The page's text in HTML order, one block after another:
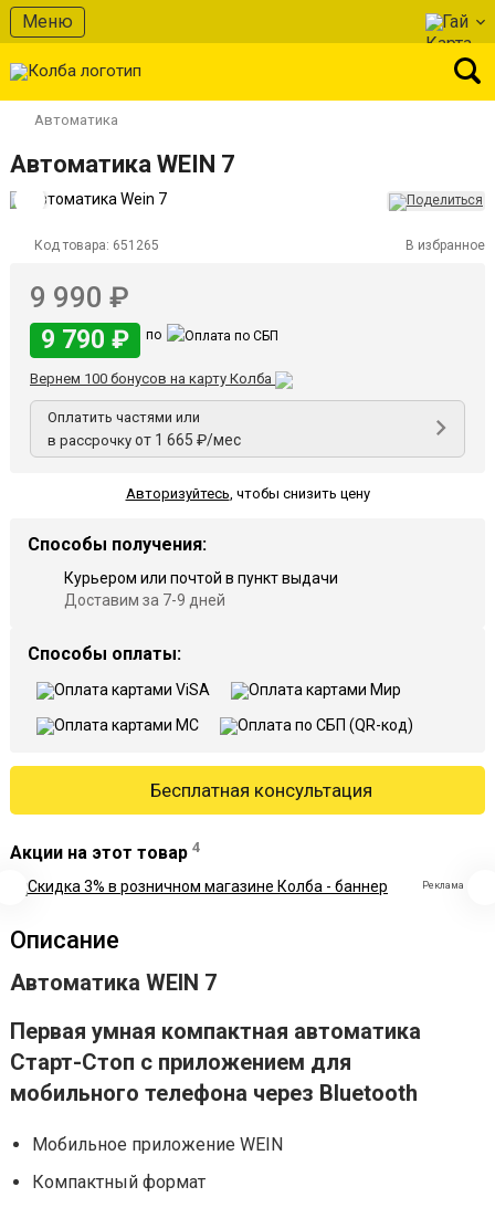
Меню Гай
Автоматика
Автоматика WEIN 7
Код товара: 651265 В избранное
9 990 ₽
9 790 ₽ по
Вернем 100 бонусов на карту Колба
Оплатить частями или
в рассрочку от 1 665 ₽/мес
Авторизуйтесь, чтобы снизить цену
Способы получения:
Курьером или почтой в пункт выдачи
Доставим за 7-9 дней
Способы оплаты:
Бесплатная консультация
Акции на этот товар 4
Реклама
Описание
Автоматика WEIN 7
Первая умная компактная автоматика
Старт-Стоп с приложением для
мобильного телефона через Bluetooth
Мобильное приложение WEIN
Компактный формат